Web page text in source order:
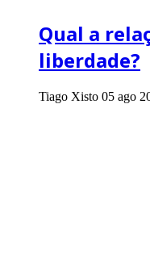
Qual a
liberdade?
Tiago Xisto 05 ago